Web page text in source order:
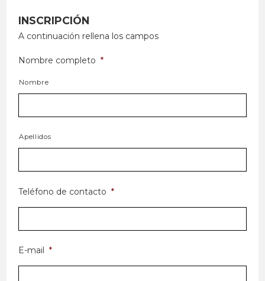
INSCRIPCIÓN
A continuación rellena los campos
Nombre completo *
Nombre
Apellidos
Teléfono de contacto *
E-mail *